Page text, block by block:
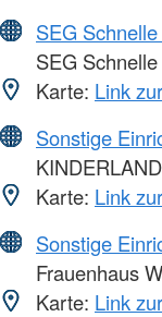
SEG
SEG
Karte: Link
Sonstige
Karte: Link
Sonstige
Frauenhaus
Karte: Link